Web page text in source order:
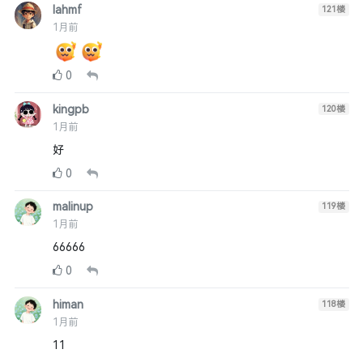
lahmf
1月前
121楼
0
kingpb
1月前
120楼
好
0
malinup
1月前
119楼
66666
0
himan
1月前
118楼
11